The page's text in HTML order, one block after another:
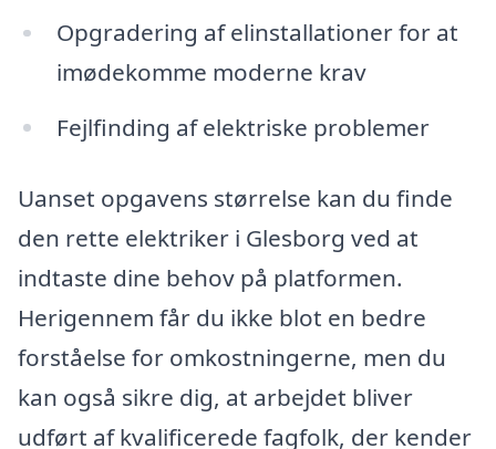
Opgradering af elinstallationer for at
imødekomme moderne krav
Fejlfinding af elektriske problemer
Uanset opgavens størrelse kan du finde
den rette elektriker i Glesborg ved at
indtaste dine behov på platformen.
Herigennem får du ikke blot en bedre
forståelse for omkostningerne, men du
kan også sikre dig, at arbejdet bliver
udført af kvalificerede fagfolk, der kender